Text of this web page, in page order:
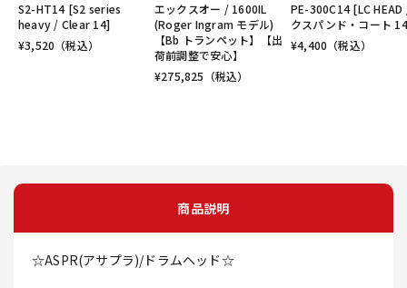
S2-HT14 [S2 series
heavy / Clear 14]
¥3,520 （税込）
エックスオー / 1600IL
(Roger Ingram モデル)
【Bb トランペット】【出
荷前調整で安心】
¥275,825 （税込）
PE-300C14 [LC HEAD
クスパンド・コート
¥4,400 （税込）
商品説明
☆ASPR(アサプラ)/ドラムヘッド☆